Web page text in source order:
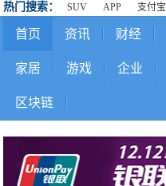
热门搜索： SUV APP 支付宝
首页 资讯 财经
家居 游戏 企业
区块链